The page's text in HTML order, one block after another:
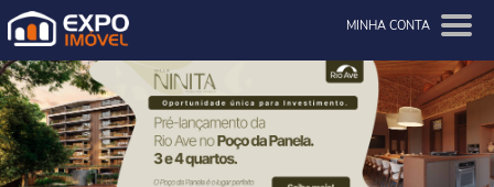
MINHA CONTA